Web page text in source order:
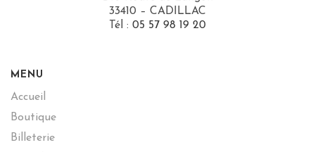
33410 – CADILLAC
Tél : 05 57 98 19 20
MENU
Accueil
Boutique
Billeterie